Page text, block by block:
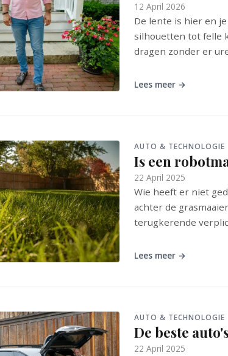
12 April 2026
De lente is hier en
silhouetten tot felle
dragen zonder er
Lees meer →
AUTO & TECHNOLOGIE
Is een
22 April 2025
Wie heeft er niet
achter de
terugkerende
Lees meer →
AUTO & TECHNOLOGIE
De beste
22 April 2025